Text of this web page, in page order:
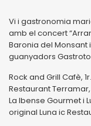
Vi i gastronomia
amb el concert
Baronia del
guanyadors
Rock and Grill Cafè,
Restaurant
La Ibense Gourmet i
original Luna ic